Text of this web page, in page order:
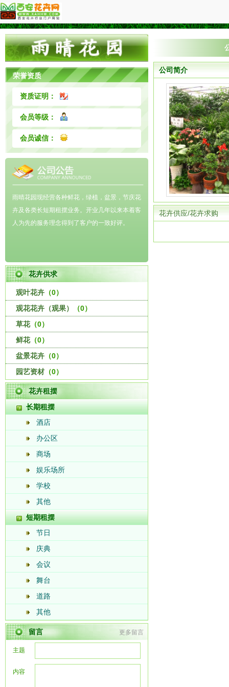
荣誉资质
资质证明：
会员等级：
会员诚信：
雨晴花园现经营各种鲜花，绿植，盆景，节庆花
卉及各类长短期租摆业务。开业几年以来本着客
人为先的服务理念得到了客户的一致好评。
花卉供求
观叶花卉 （0）
观花花卉（观果）
（0）
草花（0）
鲜花（0）
盆景花卉 （0）
园艺资材 （0）
花卉租摆
长期租摆
酒店
办公区
商场
娱乐场所
学校
其他
短期租摆
节日
庆典
会议
舞台
道路
其他
留言 更多留言
主题
内容
公司简介
花卉供应/花卉求购